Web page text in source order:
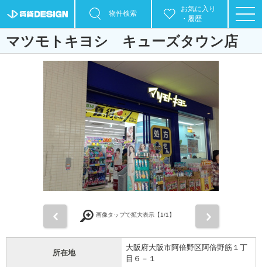
物件検索
お気に入り
・履歴
マツモトキヨシ キューズタウン店
画像タップで拡大表示【1/1】
所在地
大阪府大阪市阿倍野区阿倍野筋１丁
目６－１